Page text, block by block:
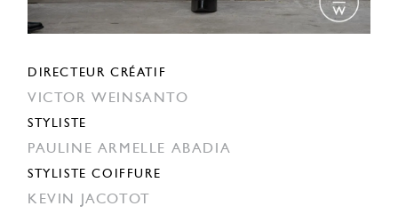
DIRECTEUR CRÉATIF
VICTOR WEINSANTO
STYLISTE
PAULINE ARMELLE ABADIA
STYLISTE COIFFURE
KEVIN JACOTOT